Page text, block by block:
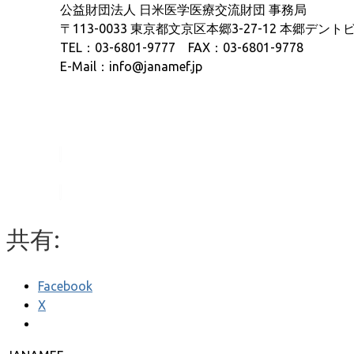
公益財団法人 日米医学医療交流財団 事務局
〒113-0033 東京都文京区本郷3-27-12 本郷デント
TEL：03-6801-9777 FAX：03-6801-9778
E-Mail：info@janamef.jp
共有:
Facebook
X